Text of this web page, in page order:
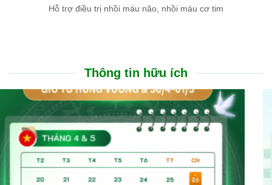
Hỗ trợ điều trị nhồi máu não, nhồi máu cơ tim
Thông tin hữu ích